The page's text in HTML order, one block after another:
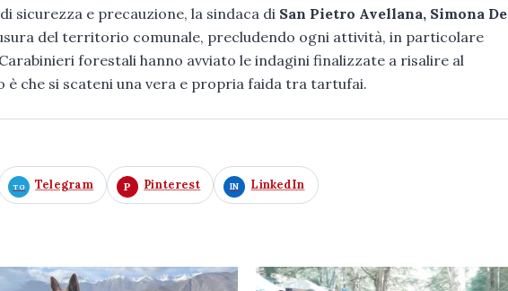
sicurezza e precauzione, la sindaca di San Pietro Avellana, Simona De
del territorio comunale, precludendo ogni attività, in particolare
forestali hanno avviato le indagini finalizzate a risalire al
è che si scateni una vera e propria faida tra tartufai.
Telegram Pinterest LinkedIn